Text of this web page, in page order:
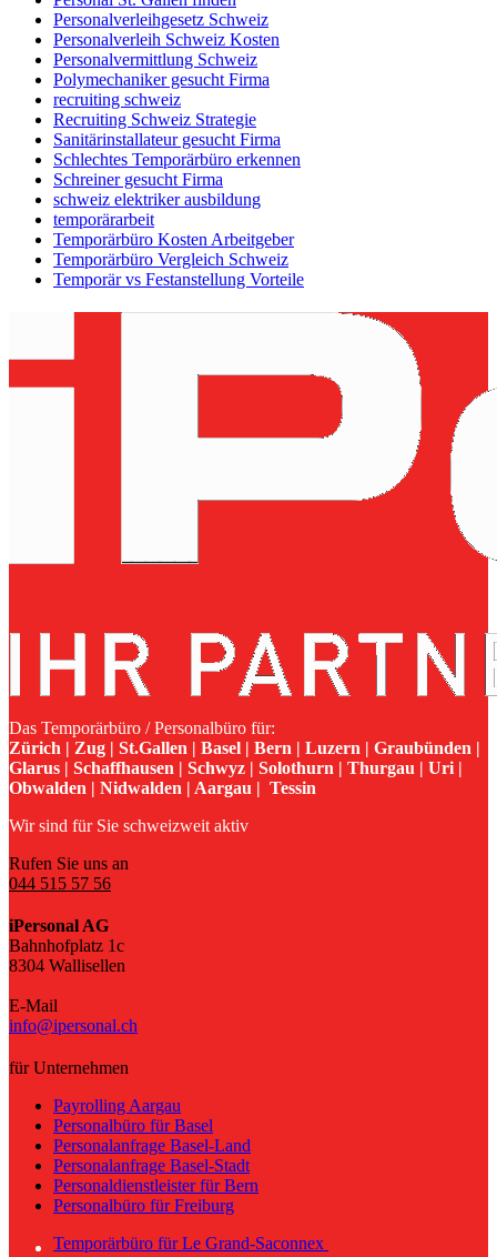
Personalverleihgesetz Schweiz
Personalverleih Schweiz Kosten
Personalvermittlung Schweiz
Polymechaniker gesucht Firma
recruiting schweiz
Recruiting Schweiz Strategie
Sanitärinstallateur gesucht Firma
Schlechtes Temporärbüro erkennen
Schreiner gesucht Firma
schweiz elektriker ausbildung
temporärarbeit
Temporärbüro Kosten Arbeitgeber
Temporärbüro Vergleich Schweiz
Temporär vs Festanstellung Vorteile
Das Temporärbüro / Personalbüro für:
Zürich | Zug | St.Gallen | Basel | Bern | Luzern | Graubünden |
Glarus | Schaffhausen | Schwyz | Solothurn | Thurgau | Uri |
Obwalden | Nidwalden | Aargau | Tessin
Wir sind für Sie schweizweit aktiv
Rufen Sie uns an
044 515 57 56
iPersonal AG
Bahnhofplatz 1c
8304 Wallisellen
E-Mail
info@ipersonal.ch
für Unternehmen
Payrolling Aargau
Personalbüro für Basel
Personalanfrage Basel-Land
Personalanfrage Basel-Stadt
Personaldienstleister für Bern
Personalbüro für Freiburg
Temporärbüro für Le Grand-Saconnex